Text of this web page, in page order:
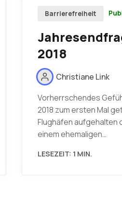
Barrierefreiheit
2018
Christiane Link
Vorherrschendes
2018 zum ersten Mal
Flughäfen aufgehalten
einem ehemaligen…
LESEZEIT: 1 MIN.